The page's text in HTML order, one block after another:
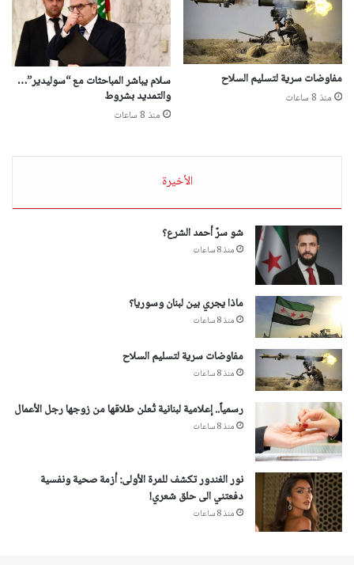
مفاوضات سرية لتسليم السلاح
منذ 8 ساعات
سلام يباشر المباحثات مع “سوليدير”…
والتمديد بشروط
منذ 8 ساعات
الأخيرة
شو سرّ أحمد الشرع؟
منذ 8 ساعات
ماذا يجري بين لبنان وسوريا؟
منذ 8 ساعات
مفاوضات سرية لتسليم السلاح
منذ 8 ساعات
رسمياً.. إعلامية لبنانية تُعلن طلاقها من زوجها رجل الأعمال
منذ 8 ساعات
نور الغندور تكشف للمرة الأولى: أزمة صحية ونفسية
دفعتني الى حلق شعري!
منذ 8 ساعات